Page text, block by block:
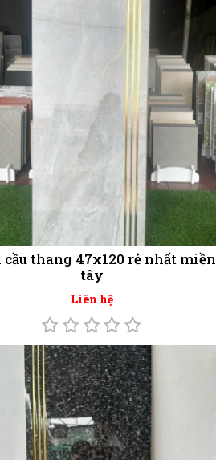
cầu thang 47x120 rẻ nhất miền
tây
Liên hệ